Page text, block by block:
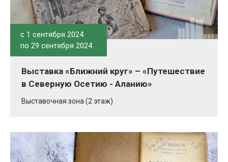
c 1 сентября 2024
по 29 сентября 2024
Выставка «Ближний круг» – «Путешествие
в Северную Осетию - Аланию»
Выставочная зона (2 этаж)